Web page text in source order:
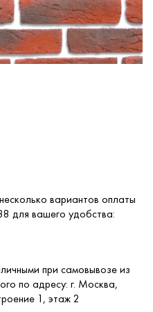
вариантов оплаты
для вашего удобства:
при самовывозе из
по адресу: г. Москва,
1, этаж 2